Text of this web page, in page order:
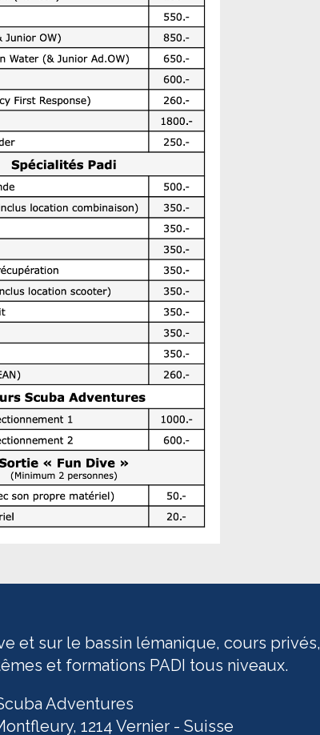
et sur le bassin lémanique, cours privés,
et formations PADI tous niveaux.
Adventures
1214 Vernier - Suisse